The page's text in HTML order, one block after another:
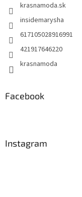
krasnamoda.sk
insidemarysha
617105028916991
421917646220
krasnamoda
Facebook
Instagram